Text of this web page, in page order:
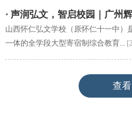
· 声润弘文，智启校园｜广州
山西怀仁弘文学校（原怀仁十一中）
一体的全学段大型寄宿制综合教育...
查